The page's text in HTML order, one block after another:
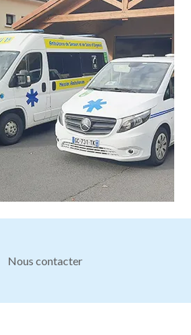
Nous contacter